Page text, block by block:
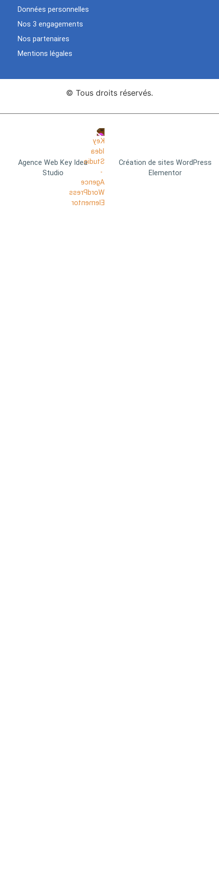
Données personnelles
Nos 3 engagements
Nos partenaires
Mentions légales
© Tous droits réservés.
Agence Web Key Idea
Studio
Création de sites WordPress
Elementor